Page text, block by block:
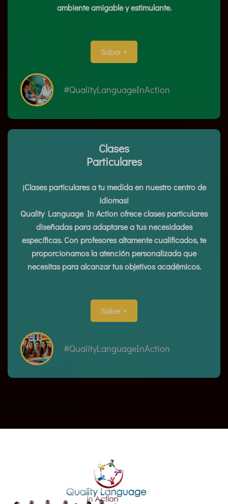
ambiente amigable y estimulante.
Saber +
#QualityLanguageInAction
Clases
Particulares
¡Clases particulares a tu medida en nuestro centro de
idiomas!
Quality Language In Action ofrece clases particulares
diseñadas para adaptarse a tus necesidades
específicas. Con profesores altamente cualificados, te
proporcionamos la atención personalizada que
necesitas para alcanzar tus objetivos académicos.
Saber +
#QualityLanguageInAction